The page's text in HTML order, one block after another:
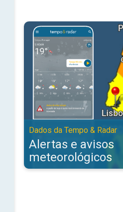
Alertas e avisos
Dados da Tempo & Radar
Alertas e avisos
meteorológicos